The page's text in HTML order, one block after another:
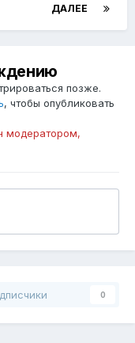
ДАЛЕЕ
позже.
, чтобы опубликовать
модератором,
0